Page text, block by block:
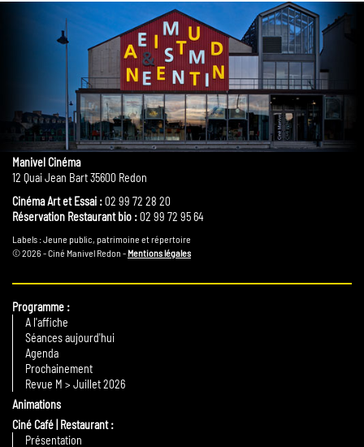
Manivel Cinéma
12 Quai Jean Bart 35600 Redon
Cinéma Art et Essai :02 99 72 28 20
Réservation Restaurant bio :02 99 72 95 64
Labels : Jeune public, patrimoine et répertoire
© 2026 - Ciné Manivel Redon - Mentions légales
Programme
A l'affiche
Séances aujourd'hui
Agenda
Prochainement
Revue M > Juillet 2026
Animations
Ciné Café | Restaurant
Présentation